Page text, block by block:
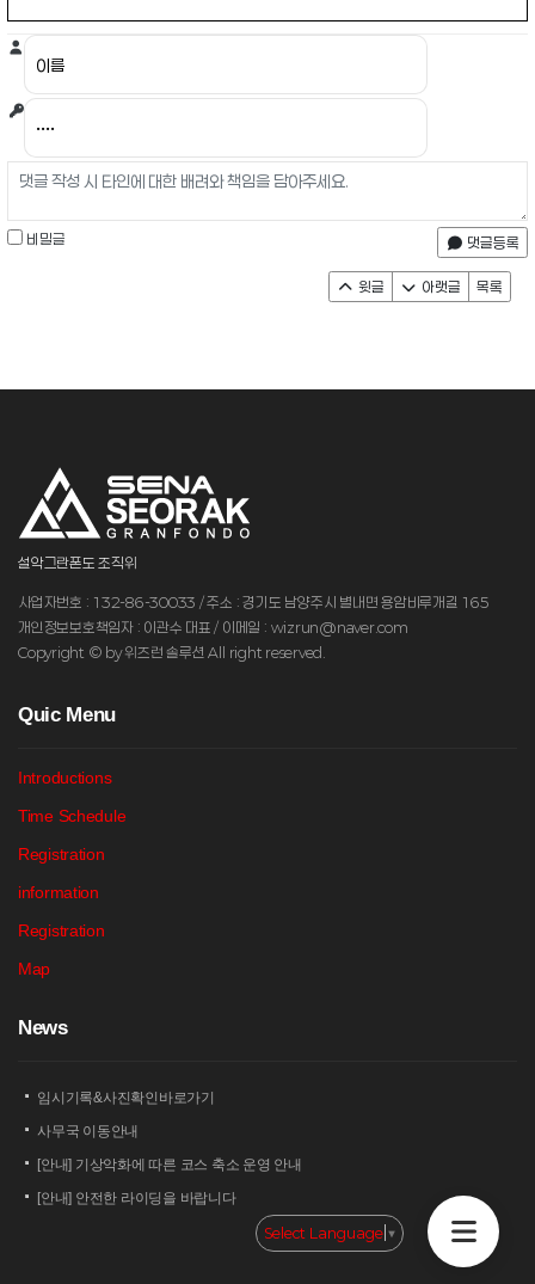
Select Language ▼
비밀글 댓글등록
윗글 아랫글 목록
설악그란폰도 조직위
사업자번호 : 132-86-30033 / 주소 : 경기도 남양주시 별내면 용암비루개길 165
개인정보보호책임자 : 이관수 대표 / 이메일 : wizrun@naver.com
Copyright © by 위즈런 솔루션 All right reserved.
Quic Menu
Introductions
Time Schedule
Registration
information
Registration
Map
News
임시기록&사진확인바로가기
사무국 이동안내
[안내] 기상악화에 따른 코스 축소 운영 안내
[안내] 안전한 라이딩을 바랍니다
[안내] 상남 부녀회 김밥 단체주문 및 먹거리 부스 운영 안내